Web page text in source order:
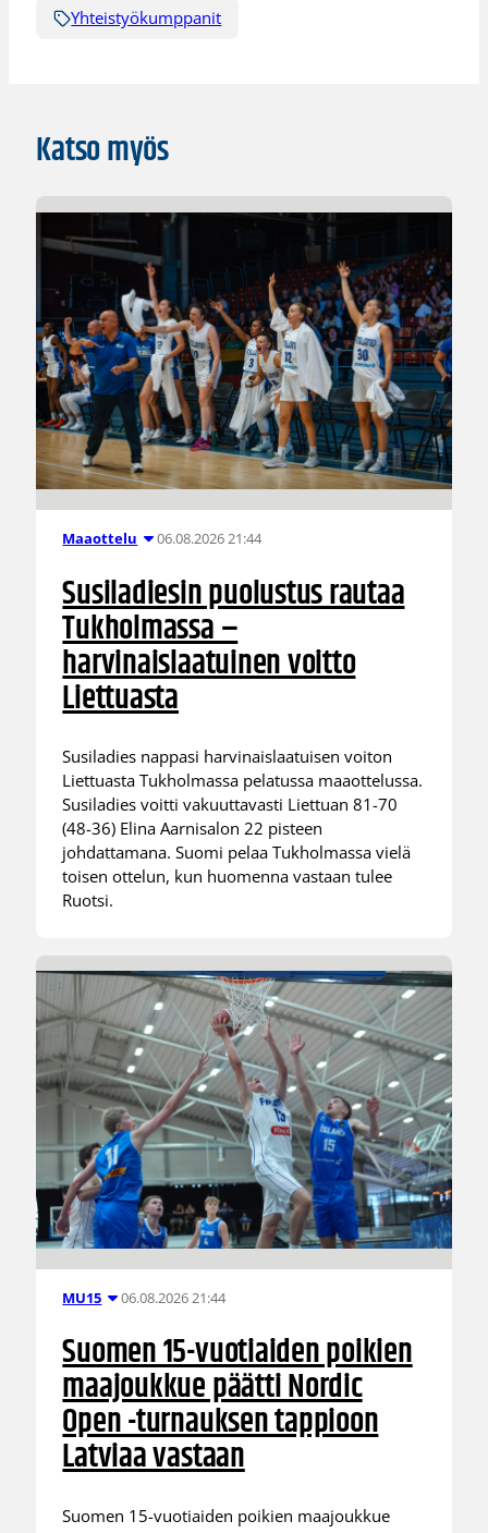
Yhteistyökumppanit
Katso myös
Maaottelu 06.08.2026 21:44
Susiladiesin puolustus rautaa
Tukholmassa –
harvinaislaatuinen voitto
Liettuasta
Susiladies nappasi harvinaislaatuisen voiton
Liettuasta Tukholmassa pelatussa maaottelussa.
Susiladies voitti vakuuttavasti Liettuan 81-70
(48-36) Elina Aarnisalon 22 pisteen
johdattamana. Suomi pelaa Tukholmassa vielä
toisen ottelun, kun huomenna vastaan tulee
Ruotsi.
MU15 06.08.2026 21:44
Suomen 15-vuotiaiden poikien
maajoukkue päätti Nordic
Open -turnauksen tappioon
Latviaa vastaan
Suomen 15-vuotiaiden poikien maajoukkue